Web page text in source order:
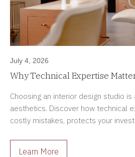
July 4, 2026
Why Technical Expertise
Choosing an interior design studio
aesthetics. Discover how technical
costly mistakes, protects your
Learn More